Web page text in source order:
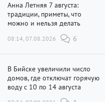
Анна Летняя 7 августа:
традиции, приметы, что
можно и нельзя делать
08:14, 07.08.2026 6
В Бийске увеличили число
домов, где отключат горячую
воду с 10 по 14 августа